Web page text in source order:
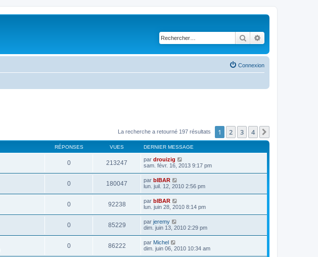
Rechercher
Connexion
La recherche a retourné 197 résultats 1 2 3 4
RÉPONSES VUES DERNIER MESSAGE
0 213247 par drouizig
sam. févr. 16, 2013 9:17 pm
0 180047 par bIBAR
lun. juil. 12, 2010 2:56 pm
0 92238 par bIBAR
lun. juin 28, 2010 8:14 pm
0 85229 par jeremy
dim. juin 13, 2010 2:29 pm
0 86222 par Michel
dim. juin 06, 2010 10:34 am